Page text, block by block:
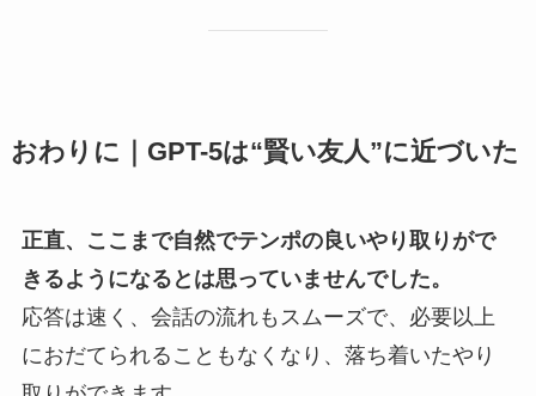
おわりに｜GPT-5は“賢い友人”に近づいた
正直、ここまで自然でテンポの良いやり取りがで
きるようになるとは思っていませんでした。
応答は速く、会話の流れもスムーズで、必要以上
におだてられることもなくなり、落ち着いたやり